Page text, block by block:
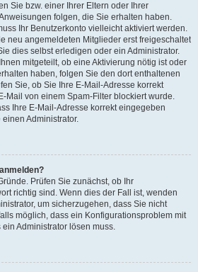
Sie bzw. einer Ihrer Eltern oder Ihrer
folgen, die Sie erhalten haben.
Ihr Benutzerkonto vielleicht aktiviert werden.
neu angemeldeten Mitglieder erst freigeschaltet
dies selbst erledigen oder ein Administrator.
mitgeteilt, ob eine Aktivierung nötig ist oder
haben, folgen Sie den dort enthaltenen
Sie, ob Sie Ihre E-Mail-Adresse korrekt
Mail von einem Spam-Filter blockiert wurde.
Ihre E-Mail-Adresse korrekt eingegeben
Administrator.
Prüfen Sie zunächst, ob Ihr
richtig sind. Wenn dies der Fall ist, wenden
um sicherzugehen, dass Sie nicht
möglich, dass ein Konfigurationsproblem mit
Administrator lösen muss.